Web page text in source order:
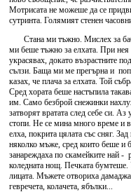
Мотрисата не можеше да се
сутринта. Голямият стенен
Стана ми тъжно. Мислех за
ми беше тъжно за елхата. При нея
украсявах, докато възрастните
сълзи. Баща ми ме прегърна и
казах, че плача за елхата. Той
Сред хората беше настъпила
им. Само безброй снежинки
затворят вратата след себе си.
стопи. Не се мина много време и
елха, покрита цялата със сняг.
няколко мъже, сред които беше и
занареждаха по скамейките най -
коледната нощ. Печката
лицата. Мъжете отвориха
гевречета, колачета, ябълки...